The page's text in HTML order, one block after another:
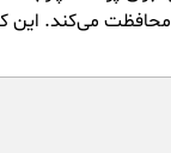
محافظت می‌کند.